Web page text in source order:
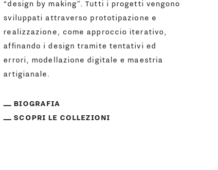
“design by making”. Tutti i progetti vengono
sviluppati attraverso prototipazione e
realizzazione, come approccio iterativo,
affinando i design tramite tentativi ed
errori, modellazione digitale e maestria
artigianale.
BIOGRAFIA
SCOPRI LE COLLEZIONI